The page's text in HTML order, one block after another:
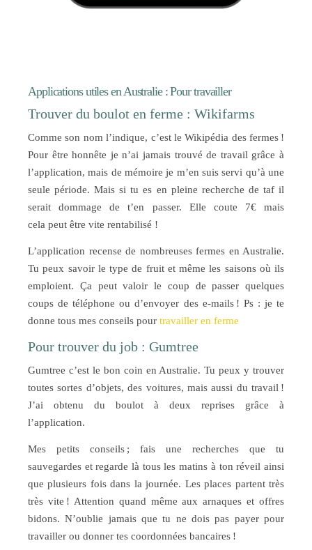
Applications utiles en Australie : Pour travailler
Trouver du boulot en ferme : Wikifarms
Comme son nom l’indique, c’est le Wikipédia des fermes !
Pour être honnête je n’ai jamais trouvé de travail grâce à
l’application, mais de mémoire je m’en suis servi qu’à une
seule période. Mais si tu es en pleine recherche de taf il
serait dommage de t’en passer. Elle coute 7€ mais
cela peut être vite rentabilisé !
L’application recense de nombreuses fermes en Australie.
Tu peux savoir le type de fruit et même les saisons où ils
emploient. Ça peut valoir le coup de passer quelques
coups de téléphone ou d’envoyer des e-mails ! Ps : je te
donne tous mes conseils pour travailler en ferme
Pour trouver du job : Gumtree
Gumtree c’est le bon coin en Australie. Tu peux y trouver
toutes sortes d’objets, des voitures, mais aussi du travail !
J’ai obtenu du boulot à deux reprises grâce à
l’application.
Mes petits conseils ; fais une recherches que tu
sauvegardes et regarde là tous les matins à ton réveil ainsi
que plusieurs fois dans la journée. Les places partent très
très vite ! Attention quand même aux arnaques et offres
bidons. N’oublie jamais que tu ne dois pas payer pour
travailler ou donner tes coordonnées bancaires !